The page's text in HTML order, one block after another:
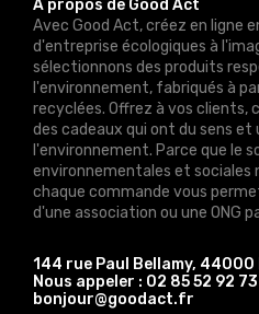
À propos de Good Act
Avec Good Act, créez en ligne
d'entreprise écologiques à
sélectionnons des produits
l'environnement, fabriqués à
recyclées. Offrez à vos clients,
des cadeaux qui ont du sens
l'environnement. Parce que le
environnementales et sociales
chaque commande vous
d'une association ou une ONG
144 rue Paul Bellamy, 44000
Nous appeler : 02 85 52 92 73
bonjour@goodact.fr